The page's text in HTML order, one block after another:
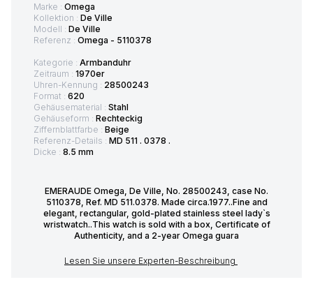
Marke : Omega
Kollektion : De Ville
Modell : De Ville
Referenz : Omega - 5110378
Kategorie : Armbanduhr
Zeitraum : 1970er
Uhren-Kennung : 28500243
Format : 620
Gehäusematerial : Stahl
Gehäuseform : Rechteckig
Ziffernblattfarbe : Beige
Referenz-Details : MD 511 . 0378 .
Dicke : 8.5 mm
EMERAUDE Omega, De Ville, No. 28500243, case No.
5110378, Ref. MD 511.0378. Made circa.1977..Fine and
elegant, rectangular, gold-plated stainless steel lady`s
wristwatch..This watch is sold with a box, Certificate of
Authenticity, and a 2-year Omega guara
Lesen Sie unsere Experten-Beschreibung